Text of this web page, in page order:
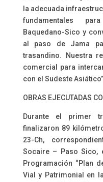
la adecuada
fundamentales
Baquedano-Sico y
al paso de Jama
trasandino. Nuestra
comercial para
con el Sudeste
OBRAS EJECUTADAS
Durante el primer
finalizaron 89
23-Ch,
Socaire – Paso Sico,
Programación “Plan
Vial y Patrimonial en